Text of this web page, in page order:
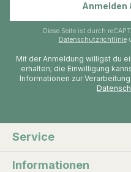
Anmelden
Diese Seite ist durch
Datenschutzrichtlinie
Mit der Anmeldung willigst du
erhalten; die Einwilligung
Informationen zur
Service
Informationen